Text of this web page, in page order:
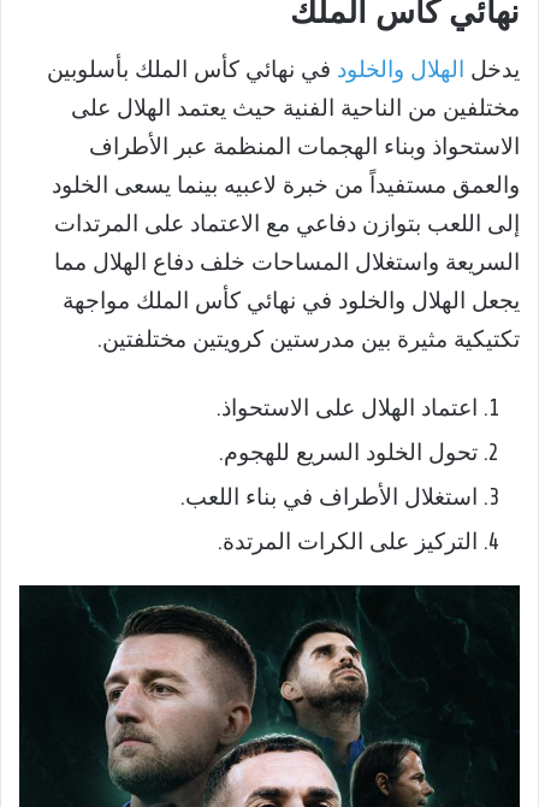
نهائي كأس الملك
يدخل الهلال والخلود في نهائي كأس الملك بأسلوبين
مختلفين من الناحية الفنية حيث يعتمد الهلال على
الاستحواذ وبناء الهجمات المنظمة عبر الأطراف
والعمق مستفيداً من خبرة لاعبيه بينما يسعى الخلود
إلى اللعب بتوازن دفاعي مع الاعتماد على المرتدات
السريعة واستغلال المساحات خلف دفاع الهلال مما
يجعل الهلال والخلود في نهائي كأس الملك مواجهة
تكتيكية مثيرة بين مدرستين كرويتين مختلفتين.
اعتماد الهلال على الاستحواذ.
تحول الخلود السريع للهجوم.
استغلال الأطراف في بناء اللعب.
التركيز على الكرات المرتدة.